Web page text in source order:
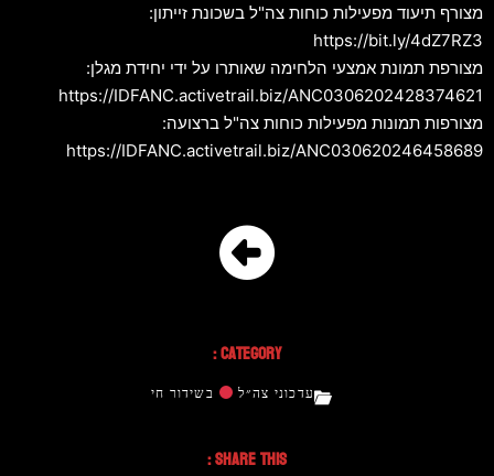
מצורף תיעוד מפעילות כוחות צה"ל בשכונת זייתון:
https://bit.ly/4dZ7RZ3
מצורפת תמונת אמצעי הלחימה שאותרו על ידי יחידת מגלן:
https://IDFANC.activetrail.biz/ANC0306202428374621
מצורפות תמונות מפעילות כוחות צה"ל ברצועה:
https://IDFANC.activetrail.biz/ANC030620246458689
Category :
עדכוני צה״ל בשידור חי
Share This :